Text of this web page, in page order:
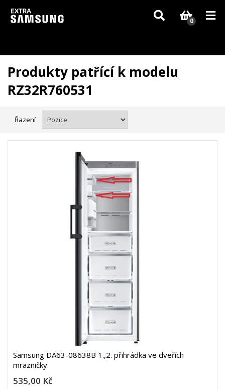
Vzhledem k aktuální situaci se může dodání dílů, které nejsou skladem,
zpozdit. Děkujeme za pochopení.
0
Produkty patřící k modelu
RZ32R760531
Řazení
Samsung DA63-08638B 1.,2. přihrádka ve dveřích
mrazničky
535,00 Kč